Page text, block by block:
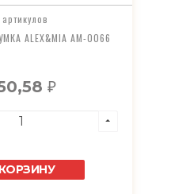
ALEX&MIA AM-0066
₽